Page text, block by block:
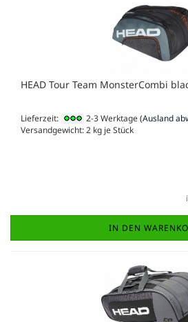
HEAD Tour Team MonsterCombi
Lieferzeit: 2-3 Werktage(Ausland
Versandgewicht:2 kg je Stück
IN DEN